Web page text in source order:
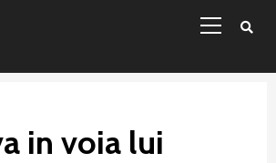
in voia lui